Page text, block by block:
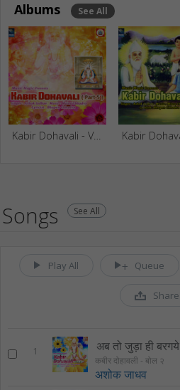
Albums See All
Songs See All
Play All Queue
Share
1 अब तो जुड़ा ही बरगये
कबीर दोहावली - बोल २
अशोक जाधव